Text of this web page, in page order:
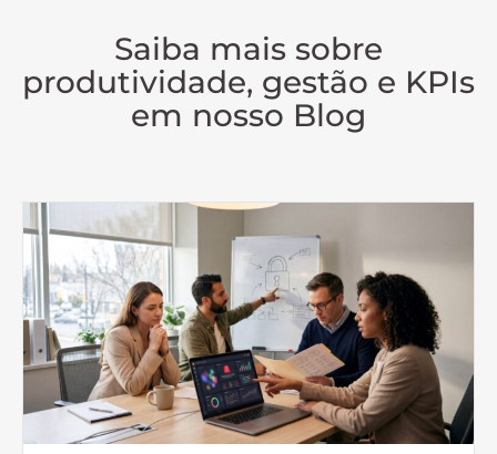
Saiba mais sobre
produtividade, gestão e KPIs
em nosso Blog